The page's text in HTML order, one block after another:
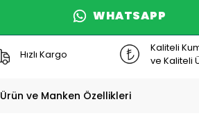
WHATSAPP
Hızlı Kargo
Kaliteli
ve Kaliteli
Ürün ve Manken Özellikleri